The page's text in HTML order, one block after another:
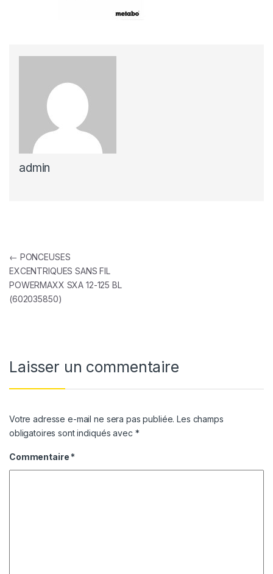
admin
Navigation de l’article
← PONCEUSES
EXCENTRIQUES SANS FIL
POWERMAXX SXA 12-125 BL
(602035850)
Laisser un commentaire
Votre adresse e-mail ne sera pas publiée. Les champs
obligatoires sont indiqués avec *
Commentaire *